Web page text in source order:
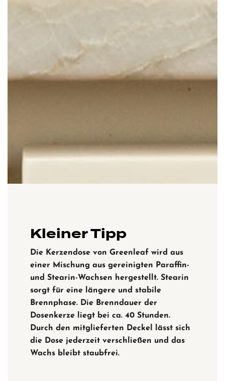
Kleiner Tipp
Die Kerzendose von Greenleaf wird aus
einer Mischung aus gereinigten Paraffin-
und Stearin-Wachsen hergestellt. Stearin
sorgt für eine längere und stabile
Brennphase. Die Brenndauer der
Dosenkerze liegt bei ca. 40 Stunden.
Durch den mitglieferten Deckel lässt sich
die Dose jederzeit verschließen und das
Wachs bleibt staubfrei.